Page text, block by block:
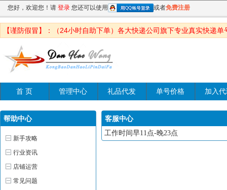
您好，欢迎您！请 登录 您还可以使用 或者免费注册
【谨防假冒】：（24小时自助下单）各大快递公司旗下专业真实快递
首 页 管理中心 礼品代发 单号价格 加入
帮助中心
新手攻略
行业资讯
店铺运营
常见问题
客服中心
工作时间早11点-晚23点